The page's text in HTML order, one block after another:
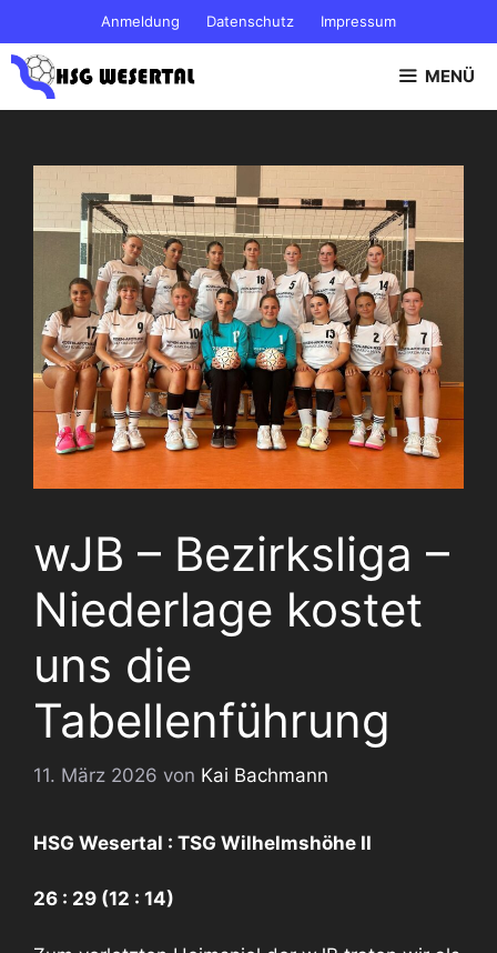
Inhalt
springen
Anmeldung Datenschutz Impressum
MENÜ
wJB – Bezirksliga –
Niederlage kostet
uns die
Tabellenführung
11. März 2026 von Kai Bachmann
HSG Wesertal : TSG Wilhelmshöhe II
26 : 29 (12 : 14)